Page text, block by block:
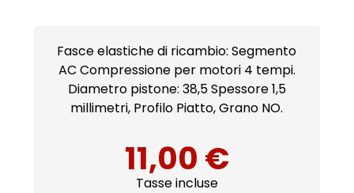
Fasce elastiche di ricambio: Segmento
AC Compressione per motori 4 tempi.
Diametro pistone: 38,5 Spessore 1,5
millimetri, Profilo Piatto, Grano NO.
11,00 €
Tasse incluse